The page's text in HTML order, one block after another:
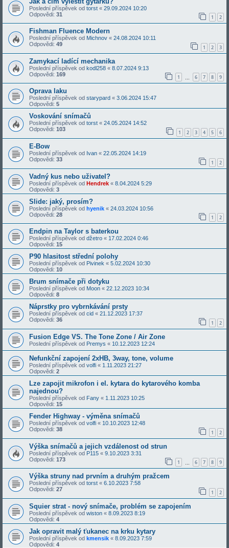
Poslední příspěvek od torst « 29.09.2024 10:20
Odpovědi: 31 1 2
Fishman Fluence Modern
Poslední příspěvek od Michnov « 24.08.2024 10:11
Odpovědi: 49 1 2 3
Zamykací ladící mechanika
Poslední příspěvek od kodl258 « 8.07.2024 9:13
Odpovědi: 169 1 6 7 8 9
Oprava laku
Poslední příspěvek od starypard « 3.06.2024 15:47
Odpovědi: 5
Voskování snímačů
Poslední příspěvek od torst « 24.05.2024 14:52
Odpovědi: 103 1 2 3 4 5 6
E-Bow
Poslední příspěvek od Ivan « 22.05.2024 14:19
Odpovědi: 33 1 2
Vadný kus nebo uživatel?
Poslední příspěvek od Hendrek « 8.04.2024 5:29
Odpovědi: 3
Slide: jaký, prosím?
Poslední příspěvek od hyenik « 24.03.2024 10:56
Odpovědi: 28 1 2
Endpin na Taylor s baterkou
Poslední příspěvek od džetro « 17.02.2024 0:46
Odpovědi: 15
P90 hlasitost střední polohy
Poslední příspěvek od Pivinek « 5.02.2024 10:30
Odpovědi: 10
Brum snímače při dotyku
Poslední příspěvek od Moon « 22.12.2023 10:34
Odpovědi: 8
Náprstky pro vybrnkávání prsty
Poslední příspěvek od cid « 21.12.2023 17:37
Odpovědi: 36 1 2
Fusion Edge VS. The Tone Zone / Air Zone
Poslední příspěvek od Premys « 10.12.2023 12:24
Nefunkční zapojení 2xHB, 3way, tone, volume
Poslední příspěvek od volfi « 1.11.2023 21:27
Odpovědi: 2
Lze zapojit mikrofon i el. kytara do kytarového komba
najednou?
Poslední příspěvek od Fany « 1.11.2023 10:25
Odpovědi: 15
Fender Highway - výměna snímačů
Poslední příspěvek od volfi « 10.10.2023 12:48
Odpovědi: 38 1 2
Výška snímačů a jejich vzdálenost od strun
Poslední příspěvek od P115 « 9.10.2023 3:31
Odpovědi: 173 1 6 7 8 9
Výška struny nad prvním a druhým pražcem
Poslední příspěvek od torst « 6.10.2023 7:58
Odpovědi: 27 1 2
Squier strat - nový snímače, problém se zapojením
Poslední příspěvek od wiston « 8.09.2023 8:19
Odpovědi: 4
Jak opravit malý ťukanec na krku kytary
Poslední příspěvek od kmensik « 8.09.2023 7:59
Odpovědi: 4